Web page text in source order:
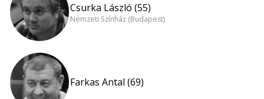
Csurka László (55)
Nemzeti Színház (Budapest)
Farkas Antal (69)